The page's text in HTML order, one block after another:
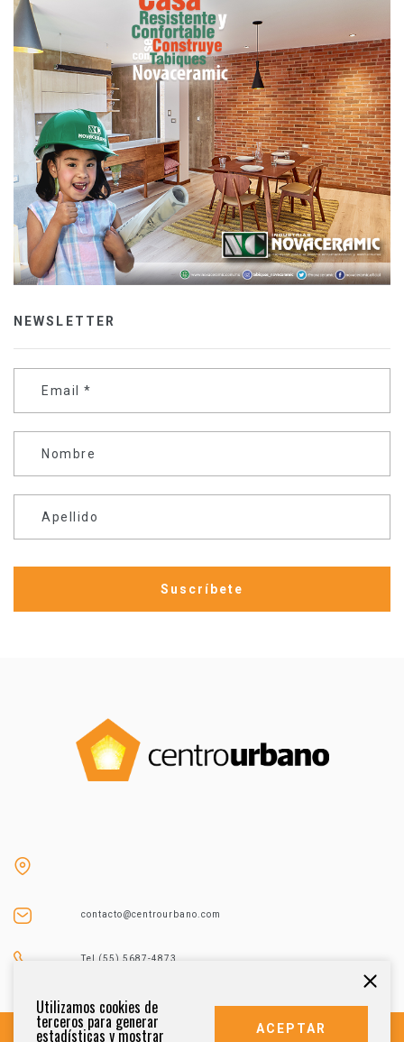
NEWSLETTER
Email *
Nombre
Apellido
contacto@centrourbano.com
Tel (55) 5687-4873
Utilizamos cookies de
terceros para generar
estadísticas y mostrar ACEPTAR